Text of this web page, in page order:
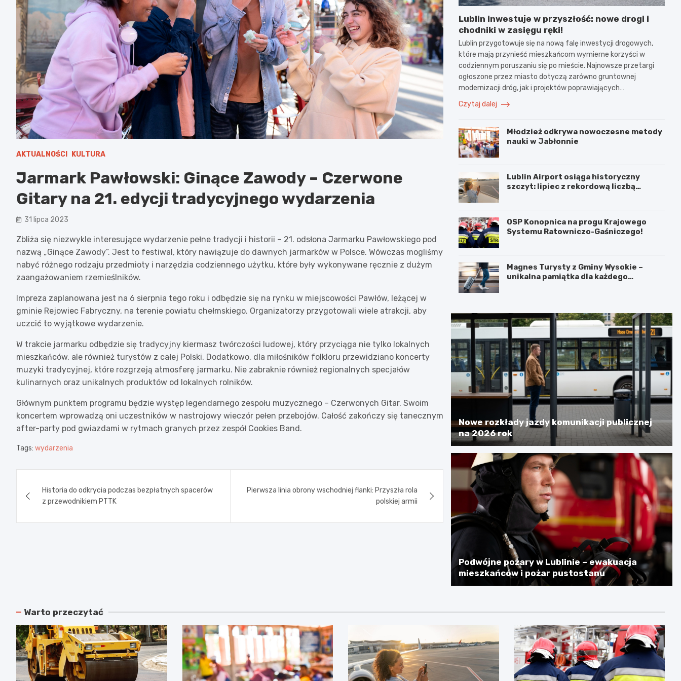
AKTUALNOŚCI KULTURA
Jarmark Pawłowski: Ginące Zawody – Czerwone
Gitary na 21. edycji tradycyjnego wydarzenia
31 lipca 2023
Zbliża się niezwykle interesujące wydarzenie pełne tradycji i historii – 21. odsłona Jarmarku Pawłowskiego pod
nazwą „Ginące Zawody”. Jest to festiwal, który nawiązuje do dawnych jarmarków w Polsce. Wówczas mogliśmy
nabyć różnego rodzaju przedmioty i narzędzia codziennego użytku, które były wykonywane ręcznie z dużym
zaangażowaniem rzemieślników.
Impreza zaplanowana jest na 6 sierpnia tego roku i odbędzie się na rynku w miejscowości Pawłów, leżącej w
gminie Rejowiec Fabryczny, na terenie powiatu chełmskiego. Organizatorzy przygotowali wiele atrakcji, aby
uczcić to wyjątkowe wydarzenie.
W trakcie jarmarku odbędzie się tradycyjny kiermasz twórczości ludowej, który przyciąga nie tylko lokalnych
mieszkańców, ale również turystów z całej Polski. Dodatkowo, dla miłośników folkloru przewidziano koncerty
muzyki tradycyjnej, które rozgrzeją atmosferę jarmarku. Nie zabraknie również regionalnych specjałów
kulinarnych oraz unikalnych produktów od lokalnych rolników.
Głównym punktem programu będzie występ legendarnego zespołu muzycznego – Czerwonych Gitar. Swoim
koncertem wprowadzą oni uczestników w nastrojowy wieczór pełen przebojów. Całość zakończy się tanecznym
after-party pod gwiazdami w rytmach granych przez zespół Cookies Band.
Tags: wydarzenia
wpisuHistoria do odkrycia podczas bezpłatnych spacerów
z przewodnikiem PTTK
Pierwsza linia obrony wschodniej flanki: Przyszła rola
polskiej armii
Lublin inwestuje w przyszłość: nowe drogi i
chodniki w zasięgu ręki!
Lublin przygotowuje się na nową falę inwestycji drogowych,
które mają przynieść mieszkańcom wymierne korzyści w
codziennym poruszaniu się po mieście. Najnowsze przetargi
ogłoszone przez miasto dotyczą zarówno gruntownej
modernizacji dróg, jak i projektów poprawiających…
Czytaj dalej
Młodzież odkrywa nowoczesne metody
nauki w Jabłonnie
Lublin Airport osiąga historyczny
szczyt: lipiec z rekordową liczbą
OSP Konopnica na progu Krajowego
Systemu Ratowniczo-Gaśniczego!
Magnes Turysty z Gminy Wysokie –
unikalna pamiątka dla każdego
Nowe rozkłady jazdy komunikacji publicznej
na 2026 rok
Podwójne pożary w Lublinie – ewakuacja
mieszkańców i pożar pustostanu
Warto przeczytać